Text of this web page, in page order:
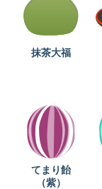
抹茶大福
てまり飴
（紫）